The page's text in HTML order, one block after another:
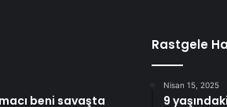
beni savaşta
Rastgele
Nisan 15, 2025
9